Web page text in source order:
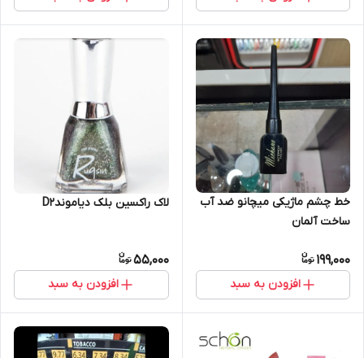
خط چشم ماژیکی میچانو ضد آب
ساخت آلمان
199,000
افزودن به سبد
لاک راکسین بلک دیاموندD2
55,000
افزودن به سبد